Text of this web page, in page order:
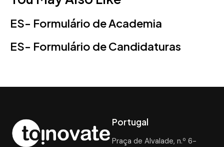
ES- Formulário de Academia
ES- Formulário de Candidaturas
Portugal
Praça de Alvalade, n.º 6-